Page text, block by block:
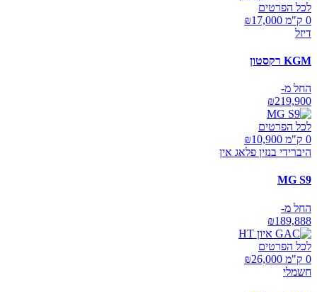
לכל הפרטים
0 ק"מ ₪
17,000
דיזל
KGM רקסטון
החל מ-
₪219,900
לכל הפרטים
0 ק"מ ₪
10,900
היברידי בנזין פלאג אין
MG S9
החל מ-
₪189,888
לכל הפרטים
0 ק"מ ₪
26,000
חשמלי